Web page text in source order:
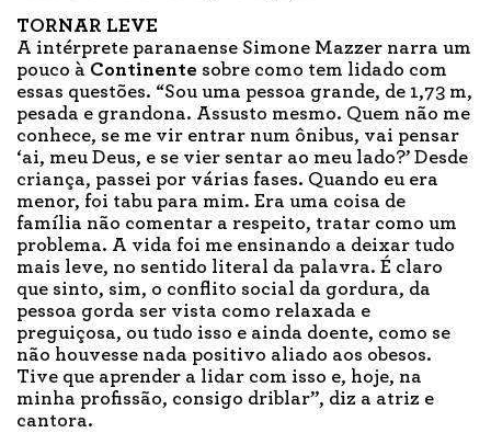
TORNAR LEVE
A intérprete paranaense Simone Mazzer narra um
pouco à Continente sobre como tem lidado com
essas questões. “Sou uma pessoa grande, de 1,73 m,
pesada e grandona. Assusto mesmo. Quem não me
conhece, se me vir entrar num ônibus, vai pensar
‘ai, meu Deus, e se vier sentar ao meu lado?’ Desde
criança, passei por várias fases. Quando eu era
menor, foi tabu para mim. Era uma coisa de
família não comentar a respeito, tratar como um
problema. A vida foi me ensinando a deixar tudo
mais leve, no sentido literal da palavra. É claro
que sinto, sim, o conflito social da gordura, da
pessoa gorda ser vista como relaxada e
preguiçosa, ou tudo isso e ainda doente, como se
não houvesse nada positivo aliado aos obesos.
Tive que aprender a lidar com isso e, hoje, na
minha profissão, consigo driblar”, diz a atriz e
cantora.